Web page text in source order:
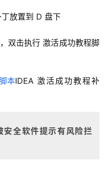
放置到 D 盘下
双击执行 激活成功教程脚
IDEA 激活成功教程补
安全软件提示有风险拦